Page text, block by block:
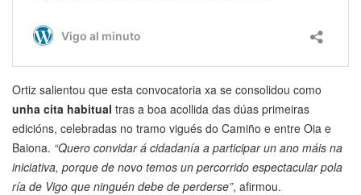
Ortiz salientou que esta convocatoria xa se consolidou como
unha cita habitual tras a boa acollida das dúas primeiras
edicións, celebradas no tramo vigués do Camiño e entre Oia e
Baiona. “Quero convidar á cidadanía a participar un ano máis na
iniciativa, porque de novo temos un percorrido espectacular pola
ría de Vigo que ninguén debe de perderse”, afirmou.